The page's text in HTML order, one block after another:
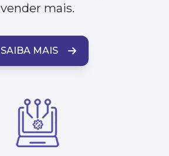
vender mais.
SAIBA MAIS